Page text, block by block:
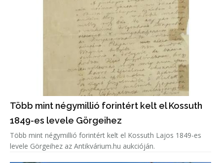
Több mint négymillió forintért kelt el Kossuth
1849-es levele Görgeihez
Több mint négymillió forintért kelt el Kossuth Lajos 1849-es
levele Görgeihez az Antikvárium.hu aukcióján.